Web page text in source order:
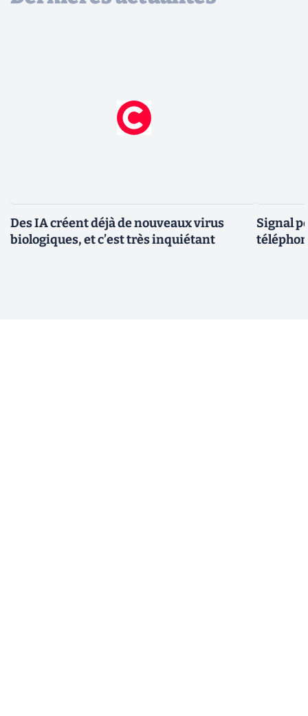
Des IA créent déjà de nouveaux virus
biologiques, et c’est très inquiétant
Signal